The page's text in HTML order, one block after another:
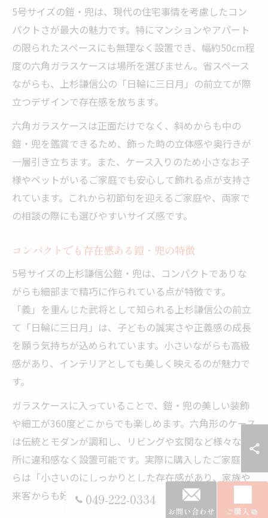
5号サイズの鎧・兜は、現代の住宅事情を考慮したコン
パクトさが最大の魅力です。特にマンションやアパート
の限られたスペースにも無理なく設置でき、幅約50cm程
度の六角ガラスケースは場所を選びません。省スペース
ながらも、上杉謙信公の「日輪に三日月」の前立てが際
立つデザインで存在感を放ちます。
六角ガラスケースは正面だけでなく、斜めからも中の
鎧・兜を鑑賞できるため、飾った時の立体感や奥行きが
一層引き立ちます。また、ケース入りのため小さなお子
様やペットがいるご家庭でも安心して飾れる点が支持さ
れています。これから初節句を迎えるご家庭や、両家で
の相談の際にも選びやすいサイズ感です。
コンパクトでも存在感ある鎧・兜の特徴
5号サイズの上杉謙信公鎧・兜は、コンパクトでありな
がらも細部まで精巧に作られている点が特徴です。
「義」を重んじた武将として知られる上杉謙信公の前立
て「日輪に三日月」は、子どもの誠実さや正義感の成長
を願う気持ちが込められています。小さいながらも高級
感があり、インテリアとしても美しく映えるのが魅力で
す。
ガラスケースに入っていることで、鎧・兜の美しい装飾
や細工が360度どこからでも楽しめます。六角形のケース
は伝統とモダンが調和し、リビングや玄関など様々な場
所に違和感なく設置可能です。実際に購入したご家庭か
らは「小さいのにしっかりとした存在感があり、家族や
来客からも好評」という声も寄せられています。
049-222-0334
お問い合わせ ご購入